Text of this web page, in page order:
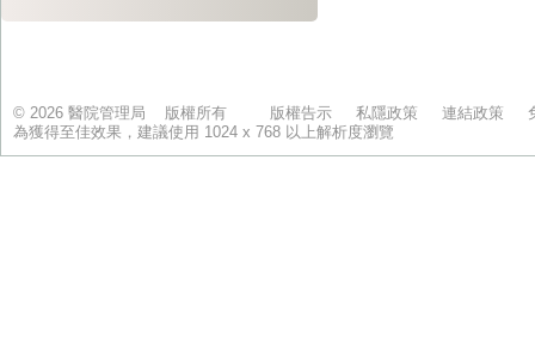
© 2026 醫院管理局 版權所有 版權告示 私隱政策 連結政策
為獲得至佳效果，建議使用 1024 x 768 以上解析度瀏覽